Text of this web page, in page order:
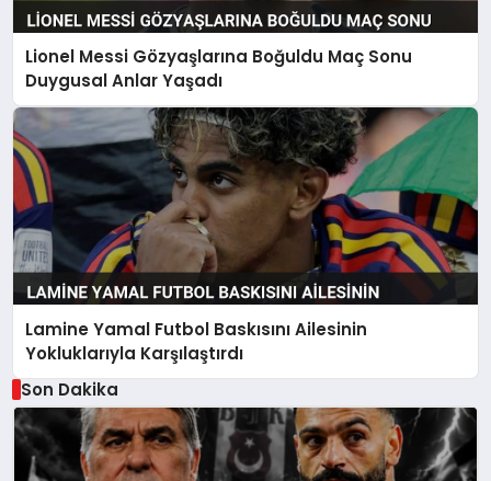
Lionel Messi Gözyaşlarına Boğuldu Maç Sonu
Duygusal Anlar Yaşadı
Lamine Yamal Futbol Baskısını Ailesinin
Yokluklarıyla Karşılaştırdı
Son Dakika